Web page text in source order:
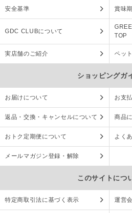
安全基準 賞味
GDC CLUBについて
TOP
実店舗のご紹介 ペッ
ショッピングガ
お届けについて お支
返品・交換・キャンセルについて 商品
おトク定期便について よく
メールマガジン登録・解除
このサイトにつ
特定商取引法に基づく表示 運営